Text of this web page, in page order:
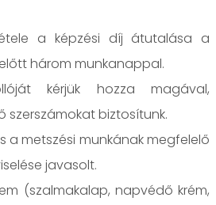
a képzési díj átutalása a
három munkanappal.
kérjük hozza magával,
szerszámokat biztosítunk.
a metszési munkának megfelelő
javasolt.
(szalmakalap, napvédő krém,